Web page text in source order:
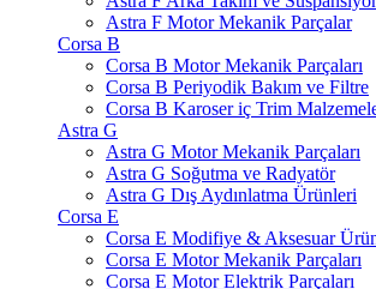
Astra F Motor Mekanik Parçalar
Corsa B
Corsa B Motor Mekanik Parçaları
Corsa B Periyodik Bakım ve Filtre
Corsa B Karoser iç Trim
Astra G
Astra G Motor Mekanik Parçaları
Astra G Soğutma ve Radyatör
Astra G Dış Aydınlatma Ürünleri
Corsa E
Corsa E Modifiye & Aksesuar
Corsa E Motor Mekanik Parçaları
Corsa E Motor Elektrik Parçaları